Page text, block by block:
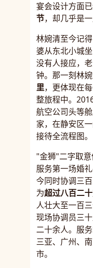
宴会设计方面
节，却几乎是一
林婉清至今记
婆从东北小城
没有人接应，
钟。那一刻林婉
里，更体现在
整旅程中。
航空公司头等
家，在静安区
接待全流程图。
"金狮"二字取
服务第一场婚
今同时协调三
为超过八百二
人壮大至一百
现场协调员三
二十余人。服
三亚、广州、
市。